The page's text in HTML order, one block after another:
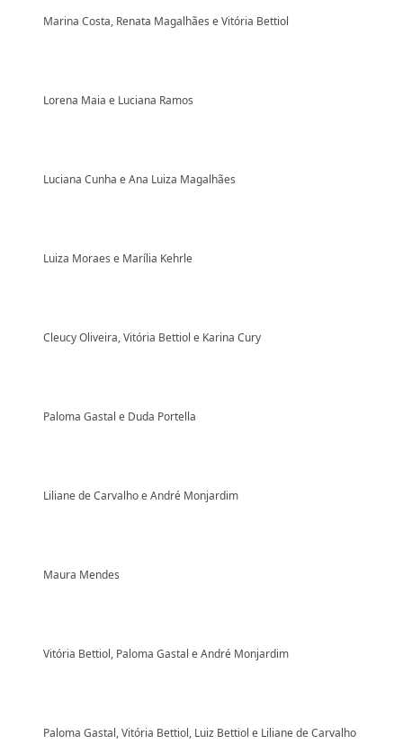
Marina Costa, Renata Magalhães e Vitória Bettiol
Lorena Maia e Luciana Ramos
Luciana Cunha e Ana Luiza Magalhães
Luiza Moraes e Marília Kehrle
Cleucy Oliveira, Vitória Bettiol e Karina Cury
Paloma Gastal e Duda Portella
Liliane de Carvalho e André Monjardim
Maura Mendes
Vitória Bettiol, Paloma Gastal e André Monjardim
Paloma Gastal, Vitória Bettiol, Luiz Bettiol e Liliane de Carvalho